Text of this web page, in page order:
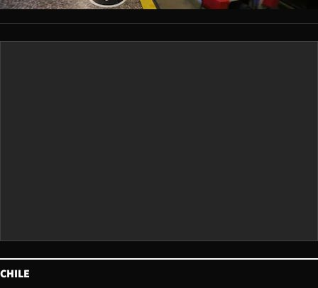
CHILE